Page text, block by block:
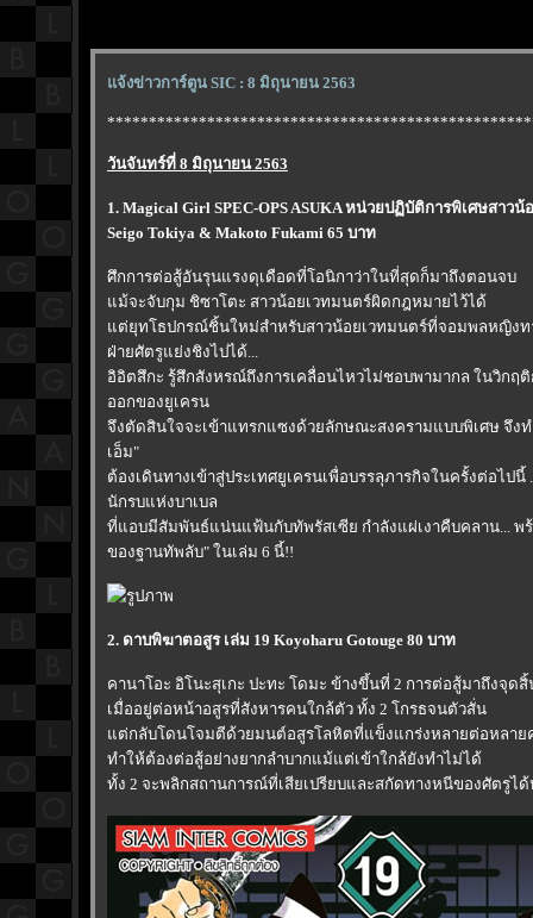
จ้งข่าวการ์ตูน SIC : 8 มิถุนายน 2563
วันจันทร์ที่ 8 มิถุนายน 2563
1. Magical Girl SPEC-OPS ASUKA หน่วยปฏิบัติการพิเศษสาว
Seigo Tokiya & Makoto Fukami 65 บาท
ศึกการต่อสู้อันรุนแรงดุเดือดที่โอนิกาว่าในที่สุดก็มาถึงตอนจบ
ม้จะจับกุม ชิซาโตะ สาวน้อยเวทมนตร์ผิดกฎหมายไว้ได้
ต่ยุทโธปกรณ์ชิ้นใหม่สำหรับสาวน้อยเวทมนตร์ที่จอมพลหญิงท
ฝ่ายศัตรูแย่งชิงไปได้...
อิอิตสึกะ รู้สึกสังหรณ์ถึงการเคลื่อนไหวไม่ชอบพามากล ในวิกฤ
ออกของยูเครน
จึงตัดสินใจจะเข้าแทรกแซงด้วยลักษณะสงครามแบบพิเศษ จึง
เอ็ม"
ต้องเดินทางเข้าสู่ประเทศยูเครนเพื่อบรรลุภารกิจในครั้งต่อไปนี้
นักรบแห่งบาเบล
ที่แอบมีสัมพันธ์แน่นแฟ้นกับทัพรัสเซีย กำลังแผ่เงาคืบคลาน... พ
ของฐานทัพลับ" ในเล่ม 6 นี้!!
2. ดาบพิฆาตอสูร เล่ม 19 Koyoharu Gotouge 80 บาท
คานาโอะ อิโนะสุเกะ ปะทะ โดมะ ข้างขึ้นที่ 2 การต่อสู้มาถึงจุด
เมื่ออยู่ต่อหน้าอสูรที่สังหารคนใกล้ตัว ทั้ง 2 โกรธจนตัวสั่น
ต่กลับโดนโจมตีด้วยมนต์อสูรโลหิตที่แข็งแกร่งหลายต่อหลาย
ทำให้ต้องต่อสู้อย่างยากลำบากแม้แต่เข้าใกล้ยังทำไม่ได้
ทั้ง 2 จะพลิกสถานการณ์ที่เสียเปรียบและสกัดทางหนีของศัตรูได้